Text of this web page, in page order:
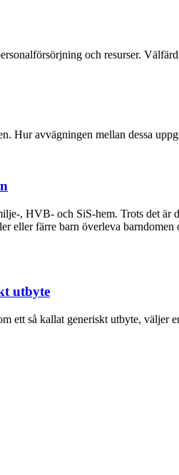
och resurser.
Hur avvägningen mellan dessa
, HVB- och SiS-hem. Trots det är
eller färre barn överleva
utbyte
så kallat generiskt utbyte, väljer